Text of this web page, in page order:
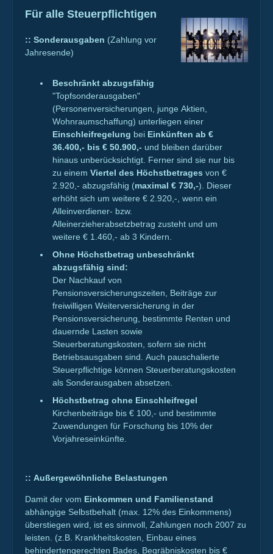
Für alle Steuerpflichtigen
:: Sonderausgaben (Zahlung vor
Jahresende)
Beschränkt abzugsfähig
"Topfsonderausgaben"
(Personenversicherungen, junge Aktien,
Wohnraumschaffung) unterliegen einer
Einschleifregelung bei Einkünften ab €
36.400,- bis € 50.900,- und bleiben darüber
hinaus unberücksichtigt. Ferner sind sie nur bis
zu einem Viertel des Höchstbetrages von €
2.920,- abzugsfähig (maximal € 730,-). Dieser
erhöht sich um weitere € 2.920,-, wenn ein
Alleinverdiener- bzw.
Alleinerzieherabsetzbetrag zusteht und um
weitere € 1.460,- ab 3 Kindern.
Ohne Höchstbetrag unbeschränkt
abzugsfähig sind:
Der Nachkauf von
Pensionsversicherungszeiten, Beiträge zur
freiwilligen Weiterversicherung in der
Pensionsversicherung, bestimmte Renten und
dauernde Lasten sowie
Steuerberatungskosten, sofern sie nicht
Betriebsausgaben sind. Auch pauschalierte
Steuerpflichtige können Steuerberatungskosten
als Sonderausgaben absetzen.
Höchstbetrag ohne Einschleifregel
Kirchenbeiträge bis € 100,- und bestimmte
Zuwendungen für Forschung bis 10% der
Vorjahreseinkünfte.
:: Außergewöhnliche Belastungen
Damit der vom Einkommen und Familienstand
abhängige Selbstbehalt (max. 12% des Einkommens)
überstiegen wird, ist es sinnvoll, Zahlungen noch 2007 zu
leisten. (z.B. Krankheitskosten, Einbau eines
behindertengerechten Bades, Begräbniskosten bis €